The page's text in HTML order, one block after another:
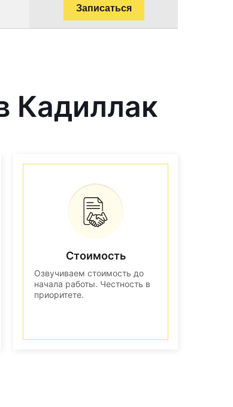
Записаться
Кадиллак
Стоимость
Озвучиваем стоимость до
начала работы. Честность в
приоритете.